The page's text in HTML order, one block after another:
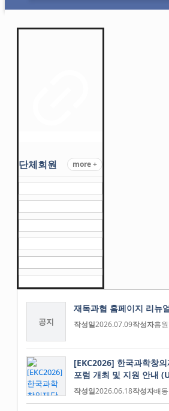
단체회원 more +
공지
재독과협 홈페이지 리뉴
작성일2026.07.09작성자홍
[EKC2026] 한국과학창
포럼 개최 및 지원 안내
작성일2026.06.18작성자배